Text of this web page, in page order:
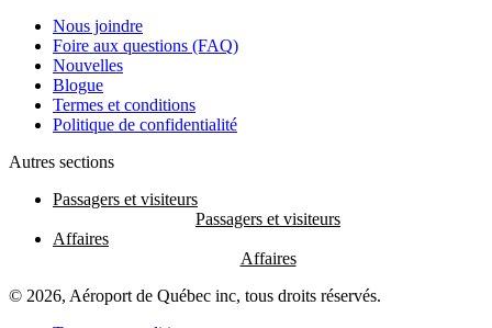
Nous joindre
Foire aux questions (FAQ)
Nouvelles
Blogue
Termes et conditions
Politique de confidentialité
Autres sections
Passagers et visiteurs
Affaires
© 2026, Aéroport de Québec inc, tous droits réservés.